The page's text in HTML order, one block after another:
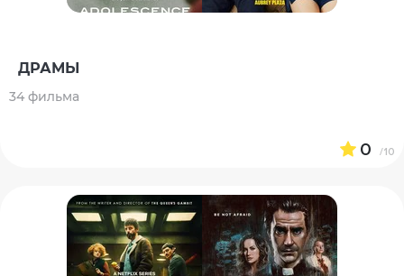
ДРАМЫ
34 фильма
0 /10